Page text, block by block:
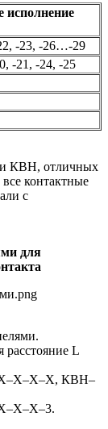
исполнение
-23, -26…-29
-21, -24, -25
КВН, отличных
контактные
с
для
расстояние L
КВН–